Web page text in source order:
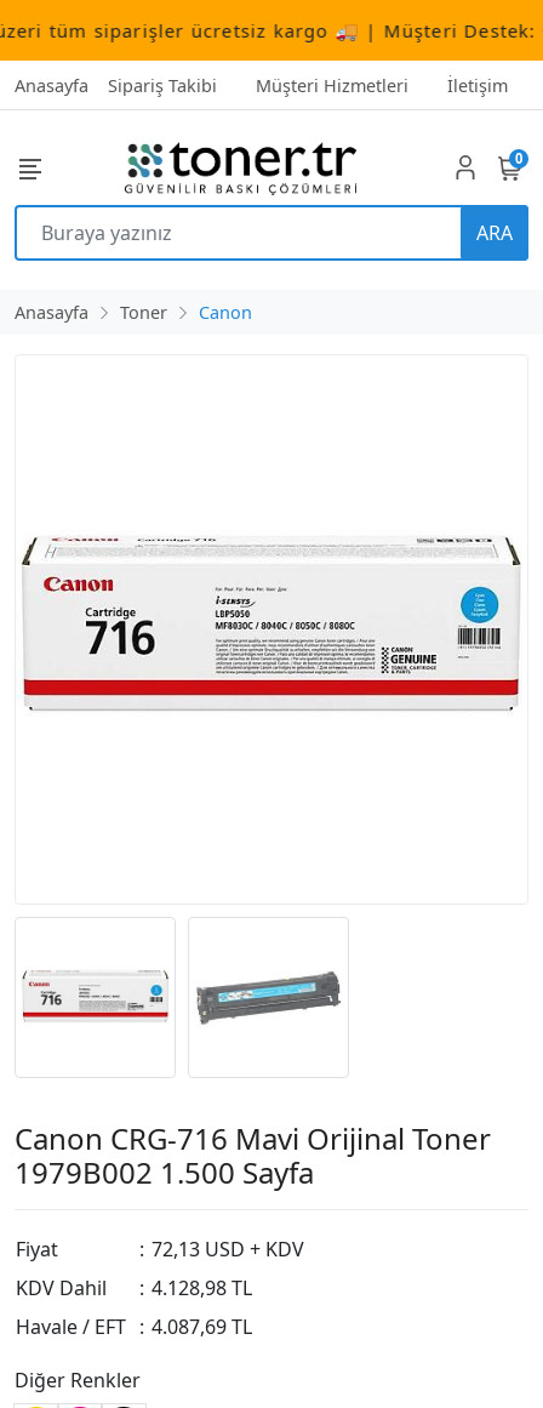
tüm siparişler ücretsiz kargo 🚚 | Müşteri Destek:
Anasayfa Sipariş Takibi Müşteri Hizmetleri İletişim
ARA
0
Anasayfa Toner Canon
Canon CRG-716 Mavi Orijinal Toner
1979B002 1.500 Sayfa
Fiyat : 72,13 USD + KDV
KDV Dahil
: 4.128,98 TL
Havale / EFT : 4.087,69 TL
Diğer Renkler